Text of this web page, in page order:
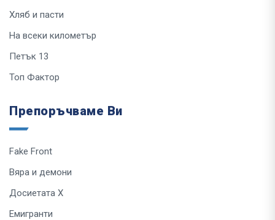
Хляб и пасти
На всеки километър
Петък 13
Топ Фактор
Препоръчваме Ви
Fake Front
Вяра и демони
Досиетата Х
Емигранти